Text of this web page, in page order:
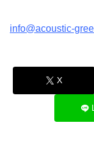
info@acoustic-
X